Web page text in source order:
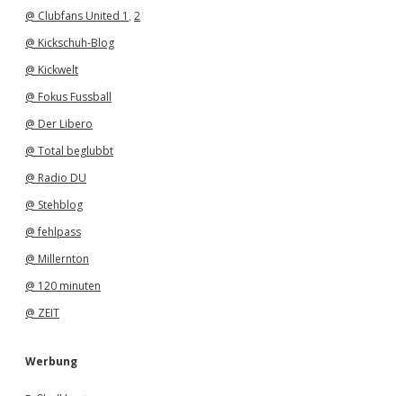
@ Clubfans United 1 , 2
@ Kickschuh-Blog
@ Kickwelt
@ Fokus Fussball
@ Der Libero
@ Total beglubbt
@ Radio DU
@ Stehblog
@ fehlpass
@ Millernton
@ 120 minuten
@ ZEIT
Werbung